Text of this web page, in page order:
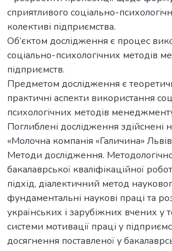
сприятливого соціально-
колективі підприємства.
Об’єктом дослідження є процес
соціально-психологічних методів
підприємств.
Предметом дослідження є
практичні аспекти використання
психологічних методів
Поглиблені дослідження здійснені
«Молочна компанія «Галичина»
Методи дослідження.
бакалаврської кваліфікаційної
підхід, діалектичний метод
фундаментальні наукові праці та
українських і зарубіжних вчених у
системи мотивації праці у
досягнення поставленої у